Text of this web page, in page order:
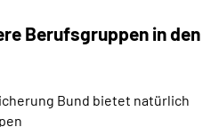
Berufsgruppen in den
Bund bietet natürlich